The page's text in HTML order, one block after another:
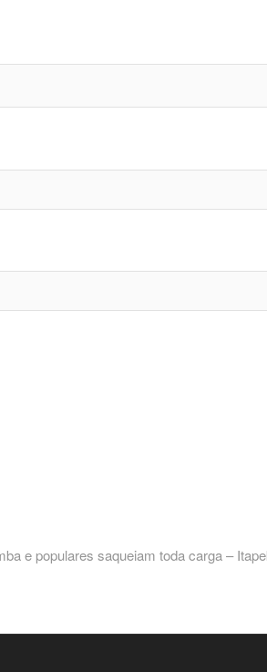
e populares saqueiam toda carga –